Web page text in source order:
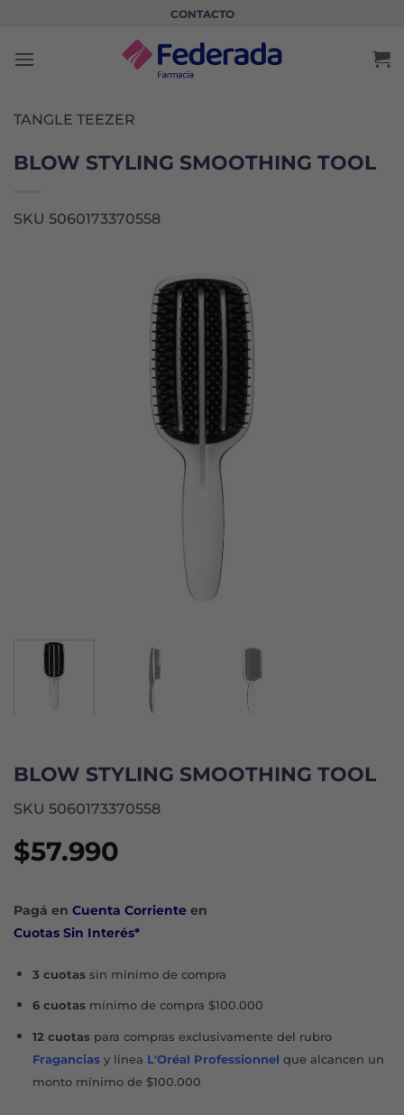
contenido
CONTACTO
TANGLE TEEZER
BLOW STYLING SMOOTHING TOOL
SKU 5060173370558
BLOW STYLING SMOOTHING TOOL
SKU 5060173370558
$57.990
Pagá en Cuenta Corriente en
Cuotas Sin Interés*
3 cuotassin mínimo de compra
6 cuotasmínimo de compra $100.000
12 cuotaspara compras exclusivamente del rubro
Fraganciasy línea L'Oréal Professionnel que alcancen un
monto mínimo de $100.000